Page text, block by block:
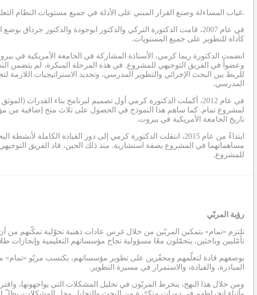
.غياب المساءلة وصنع القرار المبني على الأدلة في جميع مستويات النظام
في عام 2007، قامت الدكتورة التركي والدكتور ابوجودة والدكتور
كأداة للتطوير على جميع المستويات.
انضمت الدكتورة ريما كرمي، الأستاذة المشاركة في الجامعة الأمريكية في
وعضواً في الفريق التوجيهي للمشروع. في هذه المرحلة المبكرة، لم يتضمن
للربط بين البحث الإجرائي والتطوير المدرسي، وتحديد الاستراتيجيات
المدرسي.
في عام 2012، أكملت الدكتورة كرمي أول تصميم لبرنامج بناء القدرات
تاريخ الجامعة الأمريكية في بيروت.
ابتداءً من عام 2015، انتقلت الدكتورة كرمي إلى دور القيادة
مساهماتهما في المشروع بصفة استشارية. منذ ذلك الحين، قاد الفريق
للمشروع.
رؤية المربّي
تلتزم «تمام» بتمكين المربّين من خلال غرس عادات ذهنية تحوّلية تمكّنهم من
تأمّليين وباحثين، يتحمّلون معًا مسؤولية نجاح مؤسساتهم التعليمية وإنجازات
بوصفهم قادة لتعلّمهم ومحفّزين على تطوير مؤسساتهم، يكتسب مربّو «تمام»
المبادرة، والقيادة، والاستمرار في مسيرة التطوير.
ومن خلال هذا النهج، ينخرط المربّون في تحليل المشكلات التي يواجهونها،
وأثناء انخراطهم في دورات متكرّرة من البحث والتحليل وحل المشكلات، يظلّ